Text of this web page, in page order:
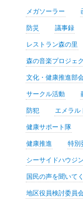
メガソーラー
防災
議事録
レストラン森の里
森の音楽プロジェ
文化・健康推進部
サークル活動
防犯
エメラル
健康サポート隊
健康推進
特別
シーサイドハウジ
国民の声を聞いて
地区役員検討委員